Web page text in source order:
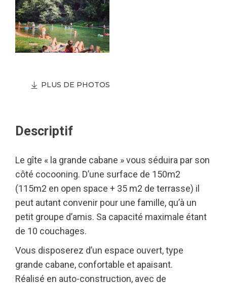
PLUS DE PHOTOS
Descriptif
Le gîte « la grande cabane » vous séduira par son
côté cocooning. D’une surface de 150m2
(115m2 en open space + 35 m2 de terrasse) il
peut autant convenir pour une famille, qu’à un
petit groupe d’amis. Sa capacité maximale étant
de 10 couchages.
Vous disposerez d’un espace ouvert, type
grande cabane, confortable et apaisant.
Réalisé en auto-construction, avec de